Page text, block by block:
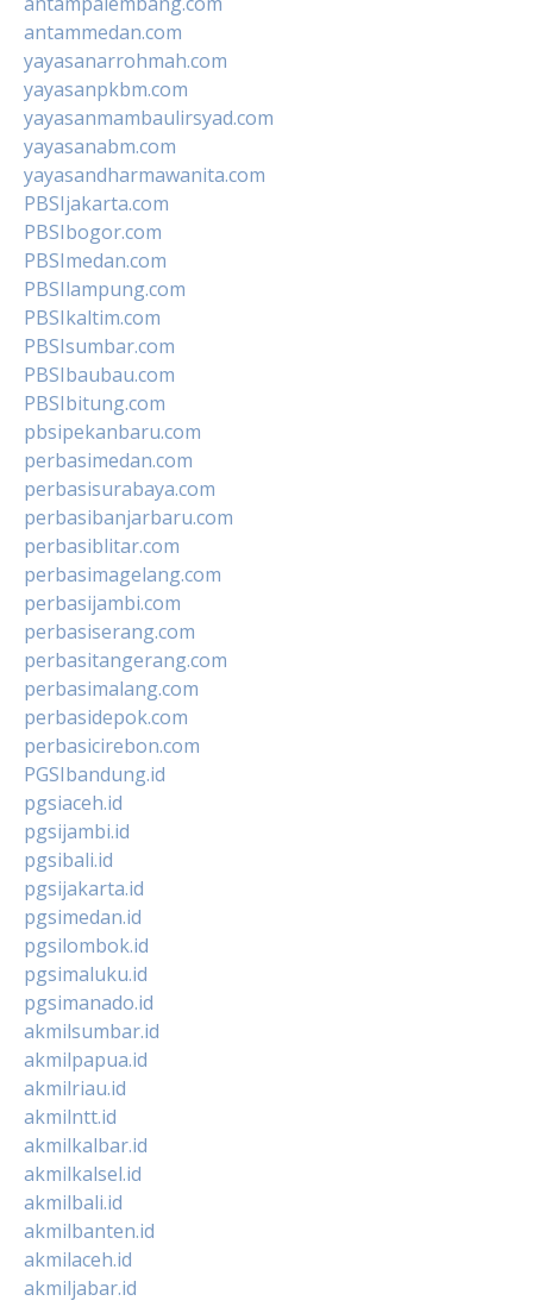
antammedan.com
yayasanarrohmah.com
yayasanpkbm.com
yayasanmambaulirsyad.com
yayasanabm.com
yayasandharmawanita.com
PBSIjakarta.com
PBSIbogor.com
PBSImedan.com
PBSIlampung.com
PBSIkaltim.com
PBSIsumbar.com
PBSIbaubau.com
PBSIbitung.com
pbsipekanbaru.com
perbasimedan.com
perbasisurabaya.com
perbasibanjarbaru.com
perbasiblitar.com
perbasimagelang.com
perbasijambi.com
perbasiserang.com
perbasitangerang.com
perbasimalang.com
perbasidepok.com
perbasicirebon.com
PGSIbandung.id
pgsiaceh.id
pgsijambi.id
pgsibali.id
pgsijakarta.id
pgsimedan.id
pgsilombok.id
pgsimaluku.id
pgsimanado.id
akmilsumbar.id
akmilpapua.id
akmilriau.id
akmilntt.id
akmilkalbar.id
akmilkalsel.id
akmilbali.id
akmilbanten.id
akmilaceh.id
akmiljabar.id